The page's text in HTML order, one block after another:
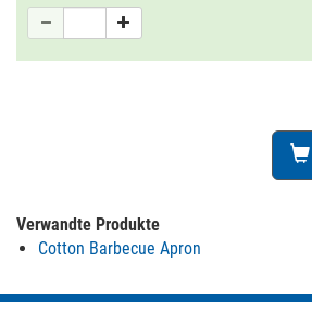
Verwandte Produkte
Cotton Barbecue Apron